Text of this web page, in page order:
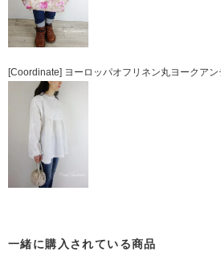
[Coordinate] ヨーロッパオフリネン丸ヨークア
一緒に購入されている商品